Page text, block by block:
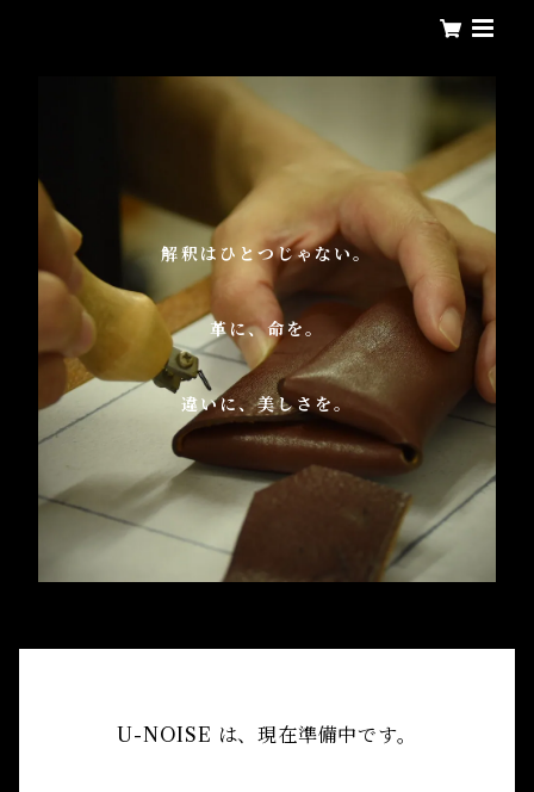
解釈はひとつじゃない。
革に、命を。
違いに、美しさを。
U-NOISE は、現在準備中です。